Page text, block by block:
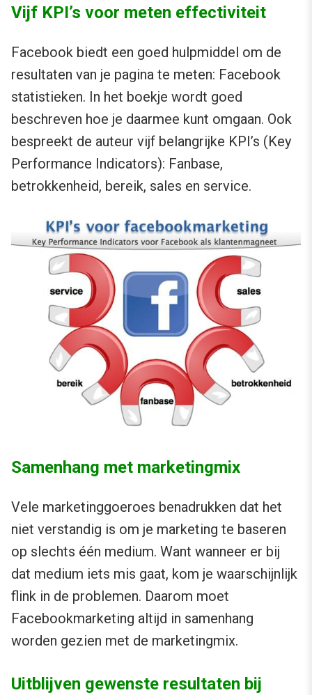
Vijf KPI’s voor meten effectiviteit
Facebook biedt een goed hulpmiddel om de
resultaten van je pagina te meten: Facebook
statistieken. In het boekje wordt goed
beschreven hoe je daarmee kunt omgaan. Ook
bespreekt de auteur vijf belangrijke KPI’s (Key
Performance Indicators): Fanbase,
betrokkenheid, bereik, sales en service.
Samenhang met marketingmix
Vele marketinggoeroes benadrukken dat het
niet verstandig is om je marketing te baseren
op slechts één medium. Want wanneer er bij
dat medium iets mis gaat, kom je waarschijnlijk
flink in de problemen. Daarom moet
Facebookmarketing altijd in samenhang
worden gezien met de marketingmix.
Uitblijven gewenste resultaten bij